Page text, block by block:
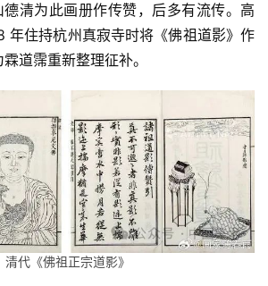
德清为此画册作传赞，后多有流传。高
年住持杭州真寂寺时将《佛祖道影》作
道霈重新整理征补。
清代《佛祖正宗道影》